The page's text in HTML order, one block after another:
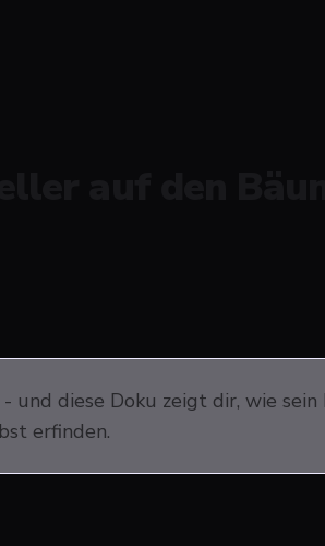
und diese Doku zeigt dir, wie
erfinden.